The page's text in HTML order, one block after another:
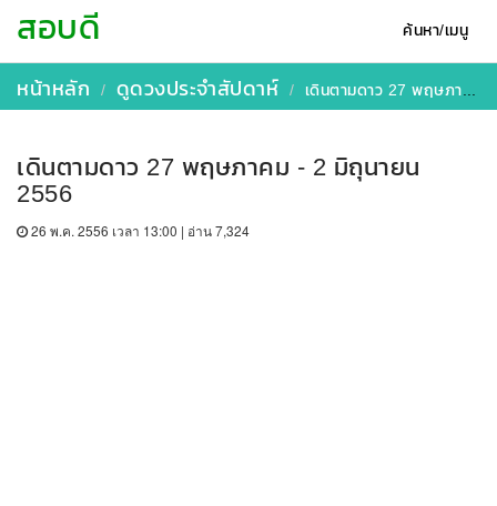
ค้นหา/เมนู
สอบดี
หน้าหลัก ดูดวงประจำสัปดาห์ เดินตามดาว 27 พฤษภาคม - 2 มิถุนายน 2556
เดินตามดาว 27 พฤษภาคม - 2 มิถุนายน
2556
26 พ.ค. 2556 เวลา 13:00 | อ่าน 7,324